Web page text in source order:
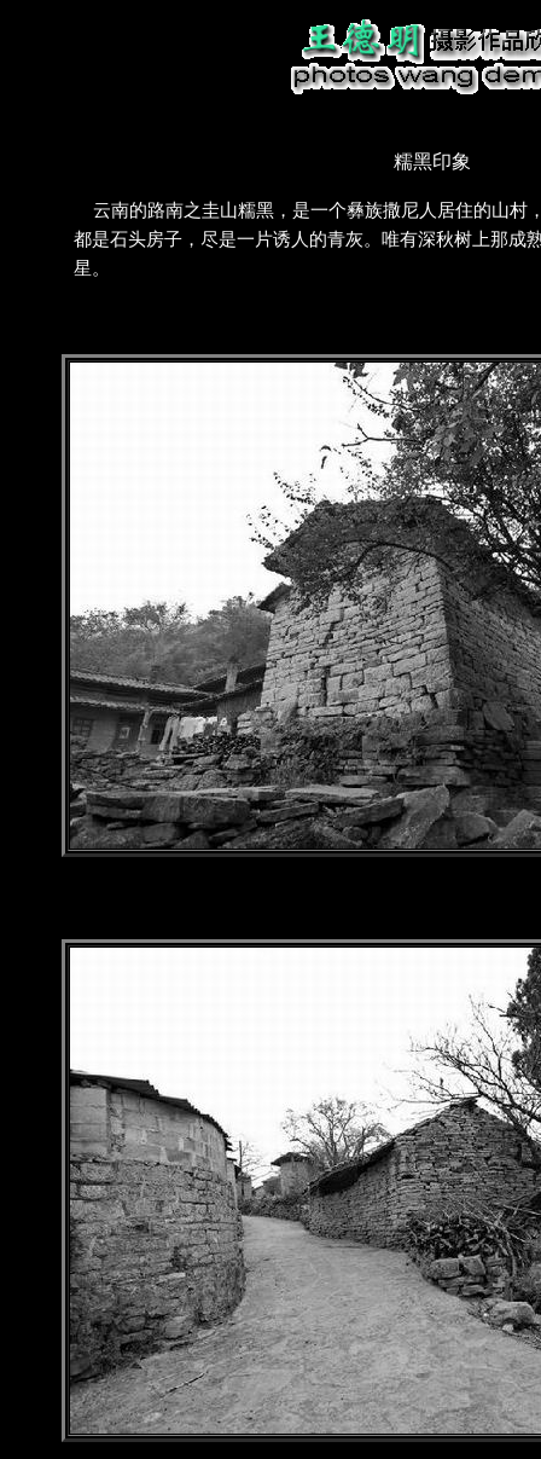
糯黑印象
云南的路南之圭山糯黑，是一个彝族撒尼人居住的山村
都是石头房子，尽是一片诱人的青灰。唯有深秋树上那成
星。